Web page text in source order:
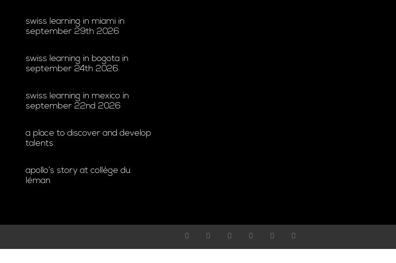
swiss learning in miami in
september 29th 2026
swiss learning in bogota in
september 24th 2026
swiss learning in mexico in
september 22nd 2026
a place to discover and develop
talents.
apollo’s story at collège du
léman